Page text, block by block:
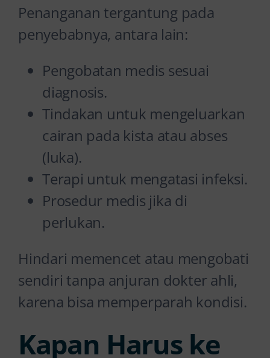
Penanganan tergantung pada
penyebabnya, antara lain:
Pengobatan medis sesuai
diagnosis.
Tindakan untuk mengeluarkan
cairan pada kista atau abses
(luka).
Terapi untuk mengatasi infeksi.
Prosedur medis jika di
perlukan.
Hindari memencet atau mengobati
sendiri tanpa anjuran dokter ahli,
karena bisa memperparah kondisi.
Kapan Harus ke